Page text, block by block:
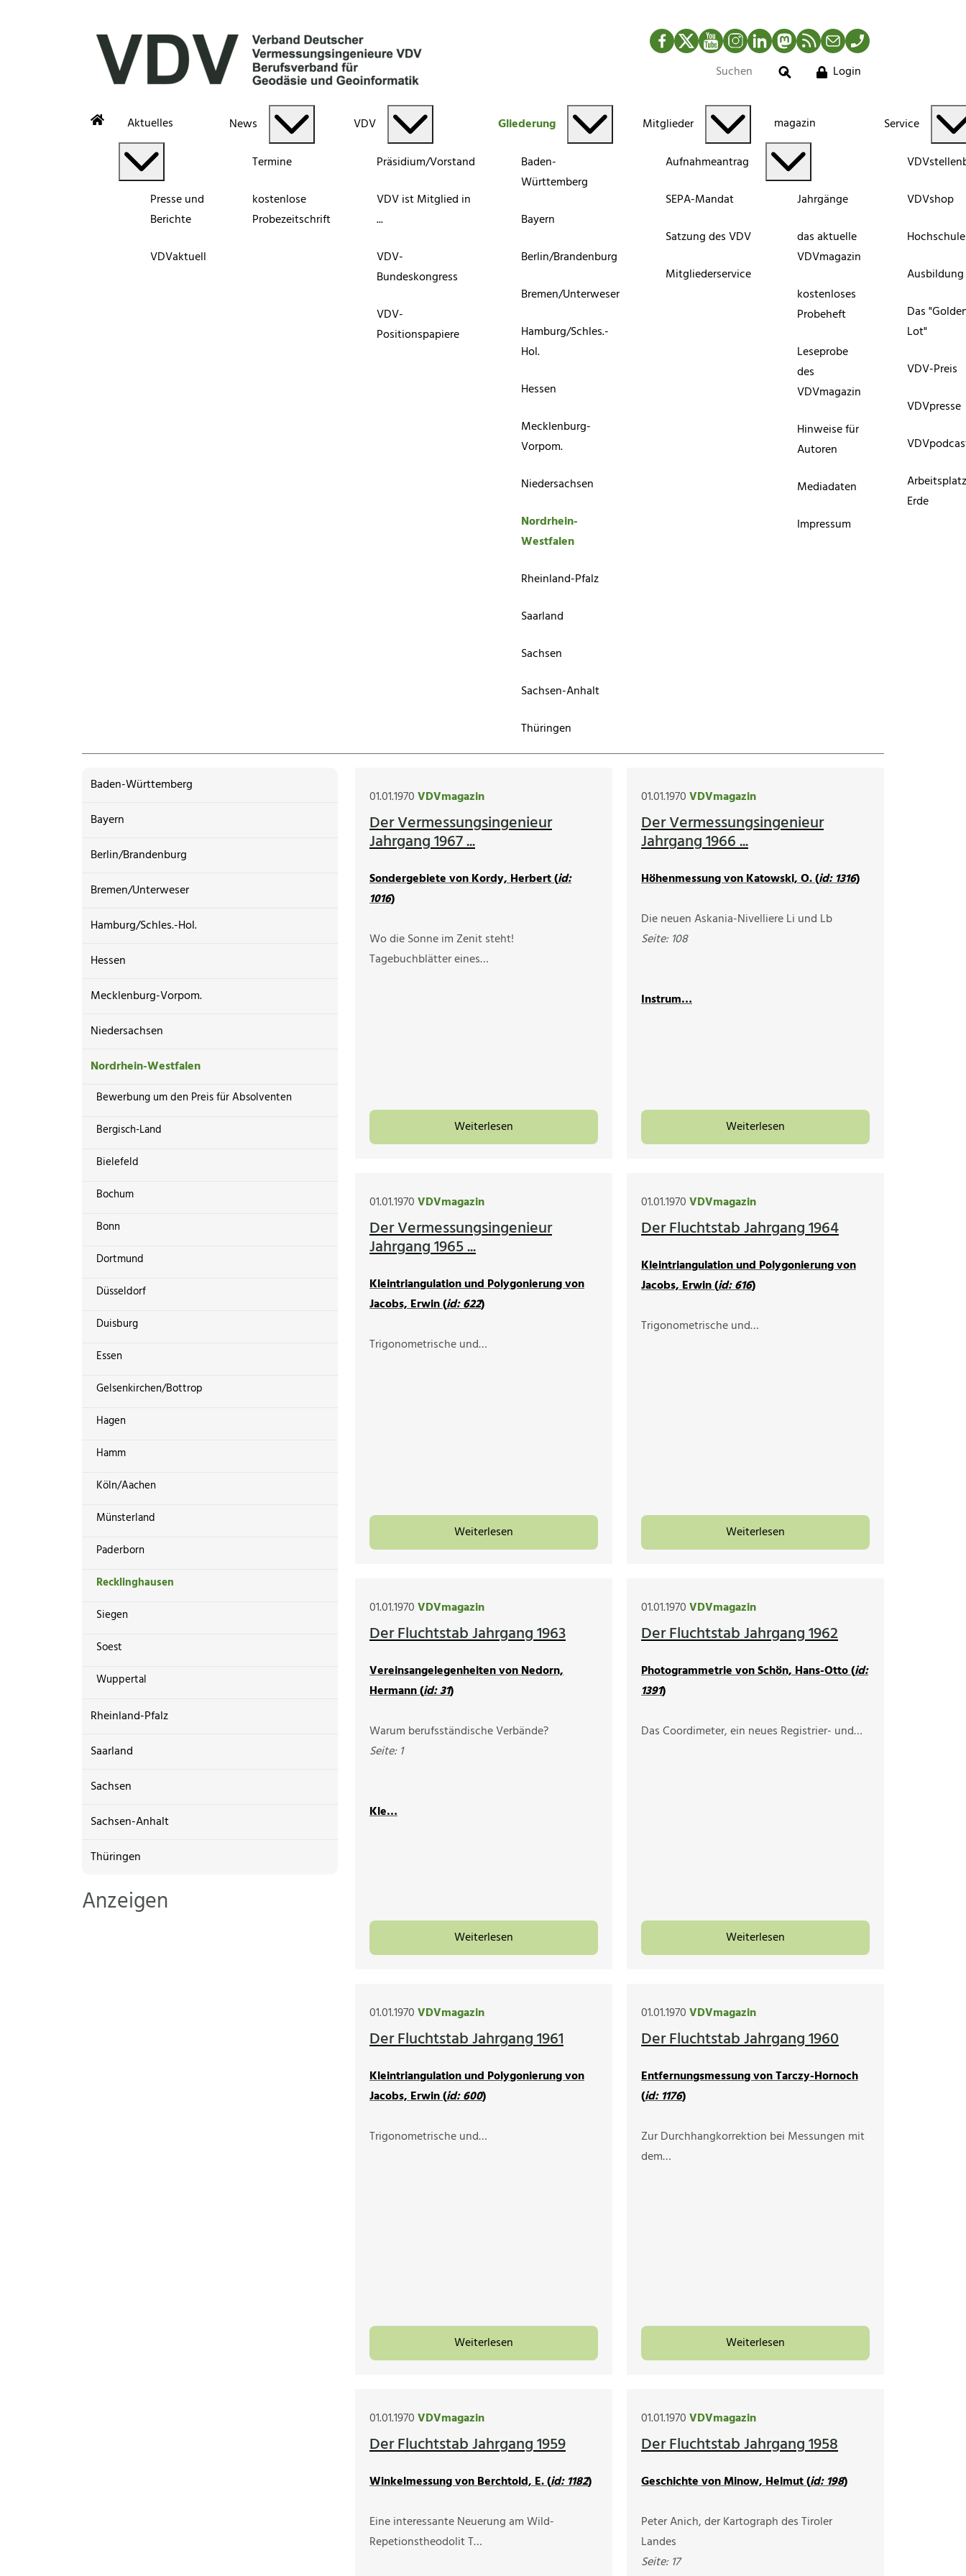
Facebook
TwitterYouTubeInstagram
LinkedInMastodonRSS-Newsfeed
MailTelefon
Suche
Login
Aktuelles
Presse und
Berichte
VDVaktuell
News
Termine
kostenlose
Probezeitschrift
VDV
Präsidium/Vorstand
VDV ist Mitglied in
...
VDV-
Bundeskongress
VDV-
Positionspapiere
Gliederung
Baden-
Württemberg
Bayern
Berlin/Brandenburg
Bremen/Unterweser
Hamburg/Schles.-
Hol.
Hessen
Mecklenburg-
Vorpom.
Niedersachsen
Nordrhein-
Westfalen
Rheinland-Pfalz
Saarland
Sachsen
Sachsen-Anhalt
Thüringen
Mitglieder
Aufnahmeantrag
SEPA-Mandat
Satzung des VDV
Mitgliederservice
magazin
Jahrgänge
das aktuelle
VDVmagazin
kostenloses
Probeheft
Leseprobe
des
VDVmagazin
Hinweise für
Autoren
Mediadaten
Impressum
Service
VDVshop
Ausbildung
Das
Lot"
VDV-Preis
VDVpresse
Erde
Baden-Württemberg
Bayern
Berlin/Brandenburg
Bremen/Unterweser
Hamburg/Schles.-Hol.
Hessen
Mecklenburg-Vorpom.
Niedersachsen
Nordrhein-Westfalen
Bewerbung um den Preis für Absolventen
Bergisch-Land
Bielefeld
Bochum
Bonn
Dortmund
Düsseldorf
Duisburg
Essen
Gelsenkirchen/Bottrop
Hagen
Hamm
Köln/Aachen
Münsterland
Paderborn
Recklinghausen
Siegen
Soest
Wuppertal
Rheinland-Pfalz
Saarland
Sachsen
Sachsen-Anhalt
Thüringen
Anzeigen
01.01.1970VDVmagazin
Der Vermessungsingenieur
Jahrgang 1967 ...
Sondergebiete von Kordy, Herbert (id:
1016)
Wo die Sonne im Zenit steht!
Tagebuchblätter eines…
Weiterlesen
01.01.1970VDVmagazin
Der Vermessungsingenieur
Jahrgang 1966 ...
Höhenmessung von Katowski, O. (id: 1316)
Die neuen Askania-Nivelliere Li und Lb
Seite: 108
Instrum…
Weiterlesen
01.01.1970VDVmagazin
Der Vermessungsingenieur
Jahrgang 1965 ...
Kleintriangulation und Polygonierung von
Jacobs, Erwin (id: 622)
Trigonometrische und…
Weiterlesen
01.01.1970VDVmagazin
Der Fluchtstab Jahrgang 1964
Kleintriangulation und Polygonierung von
Jacobs, Erwin (id: 616)
Trigonometrische und…
Weiterlesen
01.01.1970VDVmagazin
Der Fluchtstab Jahrgang 1963
Vereinsangelegenheiten von Nedorn,
Hermann (id: 31)
Warum berufsständische Verbände?
Seite: 1
Kle…
Weiterlesen
01.01.1970VDVmagazin
Der Fluchtstab Jahrgang 1962
Photogrammetrie von Schön, Hans-Otto (id:
1391)
Das Coordimeter, ein neues Registrier- und…
Weiterlesen
01.01.1970VDVmagazin
Der Fluchtstab Jahrgang 1961
Kleintriangulation und Polygonierung von
Jacobs, Erwin (id: 600)
Trigonometrische und…
Weiterlesen
01.01.1970VDVmagazin
Der Fluchtstab Jahrgang 1960
Entfernungsmessung von Tarczy-Hornoch
(id: 1176)
Zur Durchhangkorrektion bei Messungen mit
dem…
Weiterlesen
01.01.1970VDVmagazin
Der Fluchtstab Jahrgang 1959
Winkelmessung von Berchtold, E. (id: 1182)
Eine interessante Neuerung am Wild-
Repetionstheodolit T…
01.01.1970VDVmagazin
Der Fluchtstab Jahrgang 1958
Geschichte von Minow, Helmut (id: 198)
Peter Anich, der Kartograph des Tiroler
Landes
Seite: 17